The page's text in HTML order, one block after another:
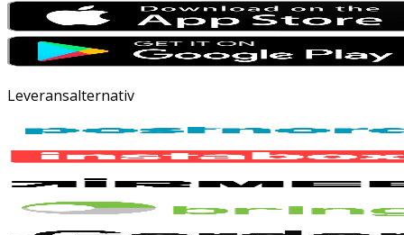
Leveransalternativ